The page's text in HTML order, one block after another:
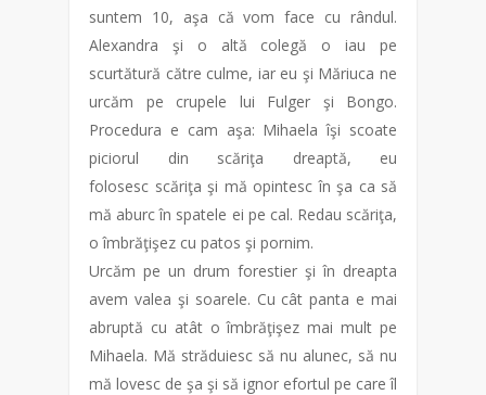
suntem 10, aşa că vom face cu rândul.
Alexandra şi o altă colegă o iau pe
scurtătură către culme, iar eu şi Măriuca ne
urcăm pe crupele lui Fulger şi Bongo.
Procedura e cam aşa: Mihaela îşi scoate
piciorul din scăriţa dreaptă, eu
folosesc scăriţa şi mă opintesc în şa ca să
mă aburc în spatele ei pe cal. Redau scăriţa,
o îmbrăţişez cu patos şi pornim.
Urcăm pe un drum forestier şi în dreapta
avem valea şi soarele. Cu cât panta e mai
abruptă cu atât o îmbrăţişez mai mult pe
Mihaela. Mă străduiesc să nu alunec, să nu
mă lovesc de şa şi să ignor efortul pe care îl